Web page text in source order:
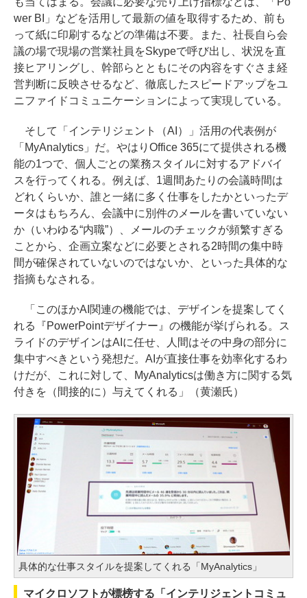
wer BI」などを活用して最新の値を取得するため、前も
って紙に印刷するなどの準備は不要。また、社長自ら会
議の場で現場の営業社員をSkypeで呼び出し、状況を直
接ヒアリングし、幹部らとともにその内容をすぐさま経
営判断に反映させるなど、徹底したスピードアップをユ
ニファイドコミュニケーションによって実現している。
そして「インテリジェント（AI）」活用の代表例が
「MyAnalytics」だ。やはりOffice 365にて提供される機
能の1つで、個人ごとの業務スタイルに対するアドバイ
スを行ってくれる。例えば、1週間あたりの会議時間は
どれくらいか、誰と一緒に多く仕事をしたかといったデ
ータはもちろん、会議中に別件のメールを書いていない
か（いわゆる“内職”）、メールのチェックが頻繁すぎる
ことから、企画立案などに必要とされる2時間の集中時
間が確保されていないのではないか、といった具体的な
指摘もなされる。
「このほかAI関連の機能では、デザインを提案してく
れる『PowerPointデザイナー』の機能が挙げられる。ス
ライドのデザインはAIに任せ、人間はその中身の部分に
集中すべきという発想だ。AIが直接仕事を効率化するわ
けだが、これに対して、MyAnalyticsは働き方に関する気
付きを（間接的に）与えてくれる」（黄瀬氏）
具体的な仕事スタイルを提案してくれる「MyAnalytics」
マイクロソフトが標榜する「インテリジェントコミュ